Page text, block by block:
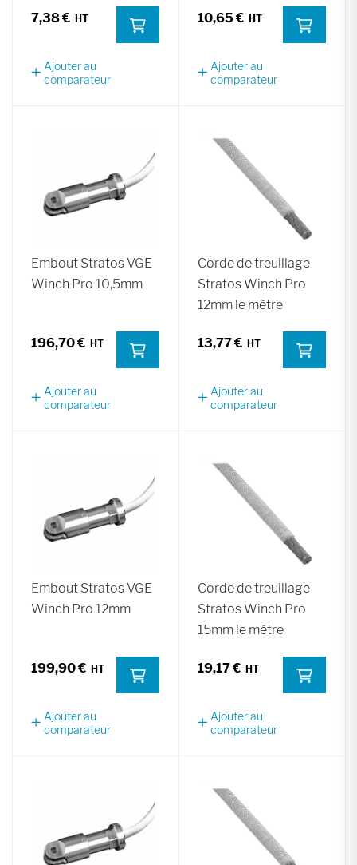
7,38 €
Ajouter au
comparateur
10,65 €
Ajouter au
comparateur
Embout Stratos VGE
Winch Pro 10,5mm
196,70 €
Ajouter au
comparateur
Corde de treuillage
Stratos Winch Pro
12mm le mètre
13,77 €
Ajouter au
comparateur
Embout Stratos VGE
Winch Pro 12mm
199,90 €
Ajouter au
comparateur
Corde de treuillage
Stratos Winch Pro
15mm le mètre
19,17 €
Ajouter au
comparateur